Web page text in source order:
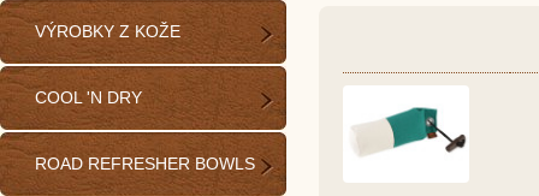
VÝROBKY Z KOŽE
COOL 'N DRY
ROAD REFRESHER BOWLS